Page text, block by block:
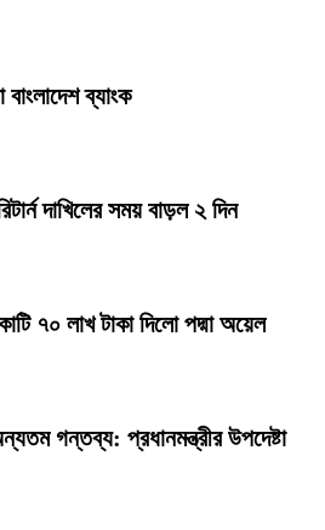
ব্যাংক
দাখিলের সময় বাড়ল ২ দিন
৭০ লাখ টাকা দিলো পদ্মা অয়েল
গন্তব্য: প্রধানমন্ত্রীর উপদেষ্টা